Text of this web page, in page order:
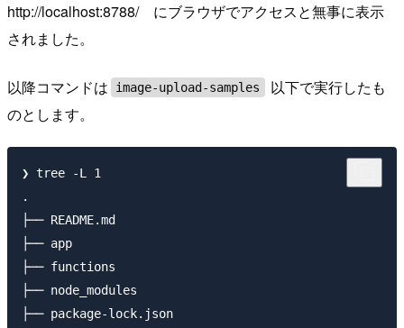
http://localhost:8788/ にブラウザでアクセスと無事に表示
されました。
以降コマンドは image-upload-samples
以下で実行したも
のとします。
❯ tree -L 1
.
├── README.md
├── app
├── functions
├── node_modules
├── package-lock.json